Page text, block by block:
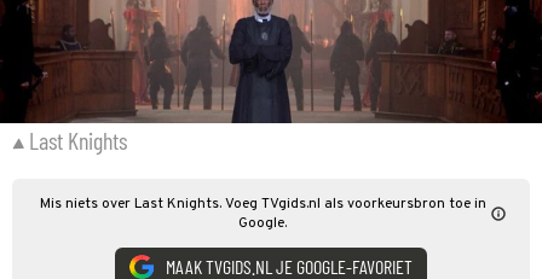
Last Knights
Mis niets over Last Knights. Voeg TVgids.nl als voorkeursbron toe in
Google.
MAAK TVGIDS.NL JE GOOGLE-FAVORIET